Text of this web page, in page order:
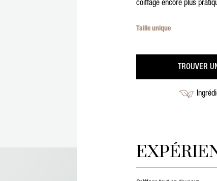
coiffage encore plus
Taille unique
TROUVER